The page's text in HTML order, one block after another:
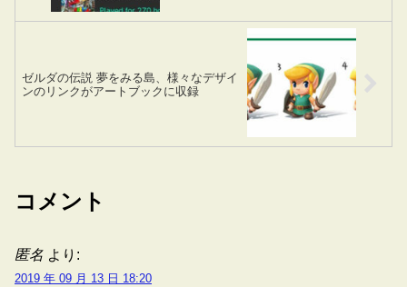
ゼルダの伝説 夢をみる島、様々なデザイ
ンのリンクがアートブックに収録
コメント
匿名 より:
2019 年 09 月 13 日 18:20